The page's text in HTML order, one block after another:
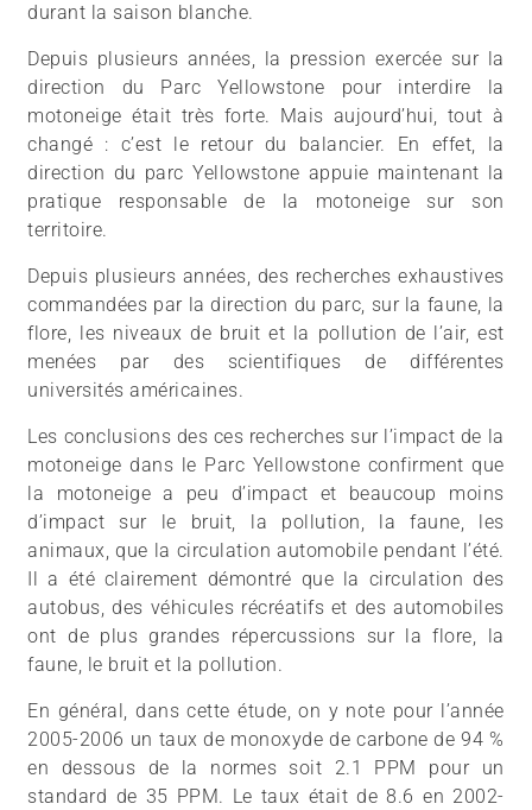
durant la saison blanche.
Depuis plusieurs années, la pression exercée sur la
direction du Parc Yellowstone pour interdire la
motoneige était très forte. Mais aujourd’hui, tout à
changé : c’est le retour du balancier. En effet, la
direction du parc Yellowstone appuie maintenant la
pratique responsable de la motoneige sur son
territoire.
Depuis plusieurs années, des recherches exhaustives
commandées par la direction du parc, sur la faune, la
flore, les niveaux de bruit et la pollution de l’air, est
menées par des scientifiques de différentes
universités américaines.
Les conclusions des ces recherches sur l’impact de la
motoneige dans le Parc Yellowstone confirment que
la motoneige a peu d’impact et beaucoup moins
d’impact sur le bruit, la pollution, la faune, les
animaux, que la circulation automobile pendant l’été.
Il a été clairement démontré que la circulation des
autobus, des véhicules récréatifs et des automobiles
ont de plus grandes répercussions sur la flore, la
faune, le bruit et la pollution.
En général, dans cette étude, on y note pour l’année
2005-2006 un taux de monoxyde de carbone de 94 %
en dessous de la normes soit 2.1 PPM pour un
standard de 35 PPM. Le taux était de 8.6 en 2002-